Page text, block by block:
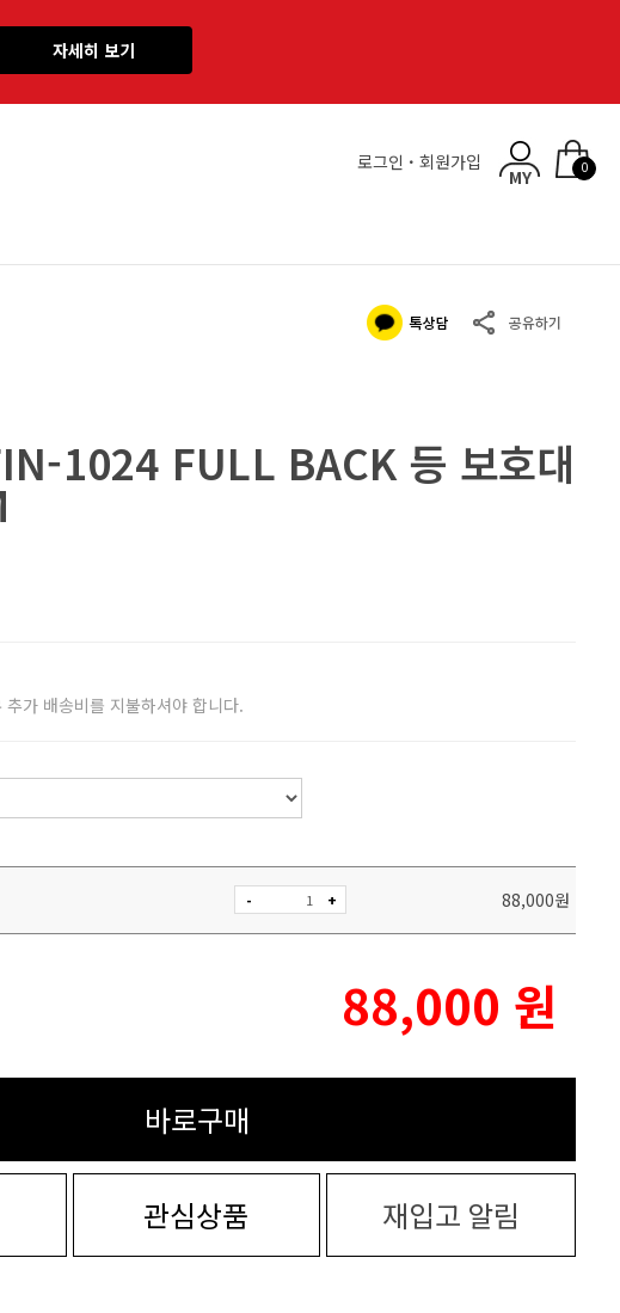
자세히 보기
로그인 · 회원가입 0
1024 FULL BACK 등 보호대
가 배송비를 지불하셔야 합니다.
- + 88,000원
88,000 원
바로구매
관심상품 재입고 알림